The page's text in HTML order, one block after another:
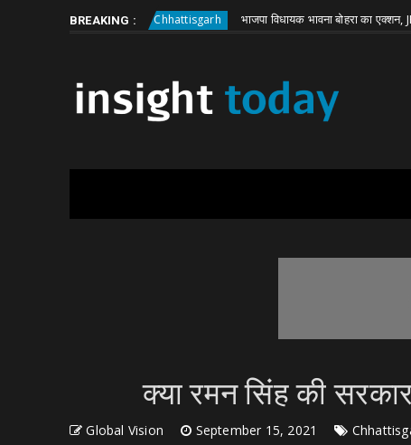
Friday, August 7 About Write for Us
BREAKING :Chhattisgarh भाजपा विधायक भावना बोहरा का एक्शन, JE हटाने को
क्या रमन सिंह की
Global Vision September 15, 2021